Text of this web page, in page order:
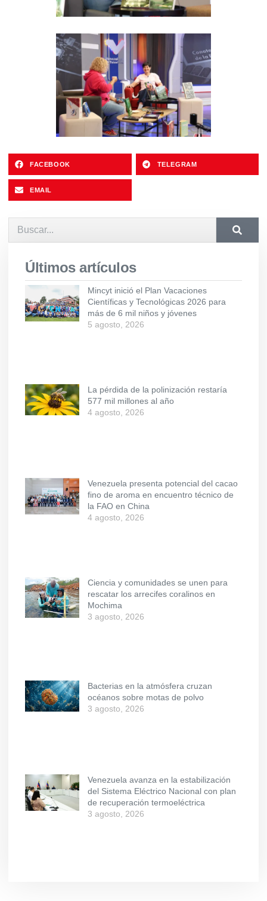
FACEBOOK TELEGRAM
EMAIL
Últimos artículos
Mincyt inició el Plan Vacaciones
Científicas y Tecnológicas 2026 para
más de 6 mil niños y jóvenes
5 agosto, 2026
La pérdida de la polinización restaría
577 mil millones al año
4 agosto, 2026
Venezuela presenta potencial del cacao
fino de aroma en encuentro técnico de
la FAO en China
4 agosto, 2026
Ciencia y comunidades se unen para
rescatar los arrecifes coralinos en
Mochima
3 agosto, 2026
Bacterias en la atmósfera cruzan
océanos sobre motas de polvo
3 agosto, 2026
Venezuela avanza en la estabilización
del Sistema Eléctrico Nacional con plan
de recuperación termoeléctrica
3 agosto, 2026